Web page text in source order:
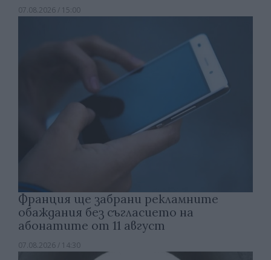
07.08.2026 / 15:00
Франция ще забрани рекламните
обаждания без съгласието на
абонатите от 11 август
07.08.2026 / 14:30